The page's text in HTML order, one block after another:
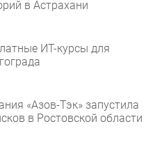
в Астрахани
ИТ-курсы для
«Азов-Тэк» запустила
в Ростовской области